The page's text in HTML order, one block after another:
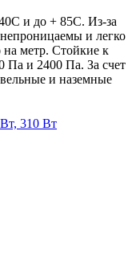
и до + 85С. Из-за
и легко
на метр. Стойкие к
Па и 2400 Па. За счет
и наземные
310 Вт